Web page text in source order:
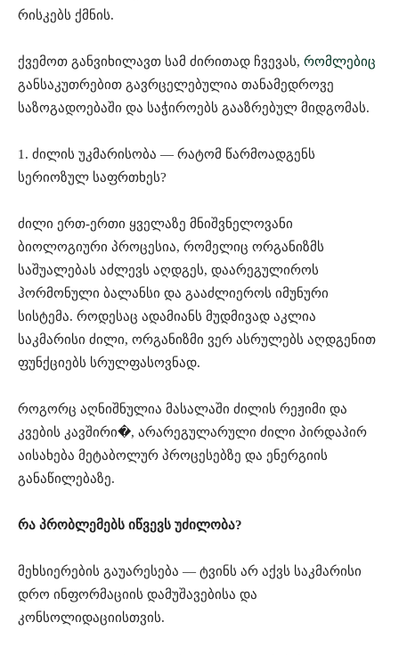
რისკებს ქმნის.
ქვემოთ განვიხილავთ სამ ძირითად ჩვევას, რომლებიც
განსაკუთრებით გავრცელებულია თანამედროვე
საზოგადოებაში და საჭიროებს გააზრებულ მიდგომას.
1. ძილის უკმარისობა — რატომ წარმოადგენს
სერიოზულ საფრთხეს?
ძილი ერთ-ერთი ყველაზე მნიშვნელოვანი
ბიოლოგიური პროცესია, რომელიც ორგანიზმს
საშუალებას აძლევს აღდგეს, დაარეგულიროს
ჰორმონული ბალანსი და გააძლიეროს იმუნური
სისტემა. როდესაც ადამიანს მუდმივად აკლია
საკმარისი ძილი, ორგანიზმი ვერ ასრულებს აღდგენით
ფუნქციებს სრულფასოვნად.
როგორც აღნიშნულია მასალაში ძილის რეჟიმი და
კვების კავშირი�, არარეგულარული ძილი პირდაპირ
აისახება მეტაბოლურ პროცესებზე და ენერგიის
განაწილებაზე.
რა პრობლემებს იწვევს უძილობა?
მეხსიერების გაუარესება — ტვინს არ აქვს საკმარისი
დრო ინფორმაციის დამუშავებისა და
კონსოლიდაციისთვის.